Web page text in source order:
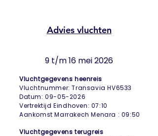
Advies vluchten
9 t/m 16 mei 2026
Vluchtgegevens heenreis
Vluchtnummer: Transavia HV6533
Datum: 09-05-2026
Vertrektijd Eindhoven: 07:10
Aankomst Marrakech Menara : 09:50
Vluchtgegevens terugreis